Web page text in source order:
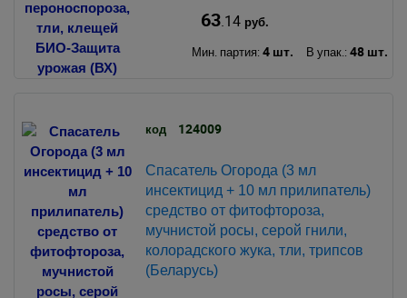
63.14руб.
Мин. партия: 4 шт. В упак.: 48 шт.
код 124009
Спасатель Огорода (3 мл
инсектицид + 10 мл прилипатель)
средство от фитофтороза,
мучнистой росы, серой гнили,
колорадского жука, тли, трипсов
(Беларусь)